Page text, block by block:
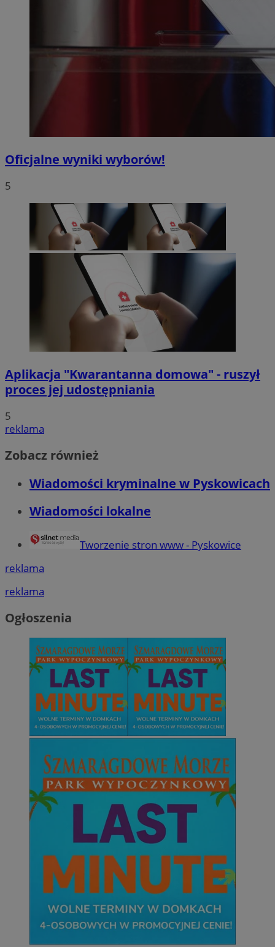
Oficjalne wyniki wyborów!
5
Aplikacja "Kwarantanna domowa" - ruszył
proces jej udostępniania
5
reklama
Zobacz również
Wiadomości kryminalne w Pyskowicach
Wiadomości lokalne
Tworzenie stron www - Pyskowice
reklama
reklama
Ogłoszenia